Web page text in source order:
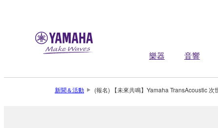
樂器 音響
新聞＆活動 (報名) 【未來共鳴】Yamaha TransAcoustic 次